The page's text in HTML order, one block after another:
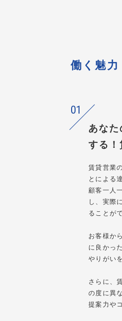
働く魅力
01
あな
する！
賃貸営業
とによる
顧客一人
し、実際
ることが
お客様か
に良かっ
やりがい
さらに、
の度に異
提案力や